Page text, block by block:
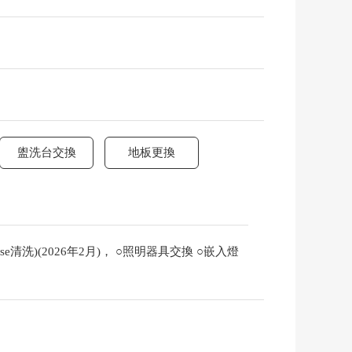
盥洗台交換 地板更換
清洗)(2026年2月)， ○照明器具交換 ○嵌入燈